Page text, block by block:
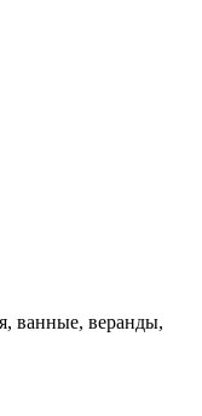
ванные, веранды,